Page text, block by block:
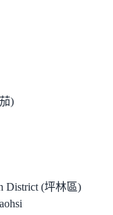
)
District (坪林區)